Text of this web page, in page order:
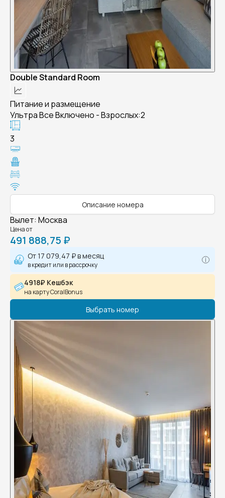
Double Standard Room
Питание и размещение
Ультра Все Включено - Взрослых:2
3
Описание номера
Вылет: Москва
Цена от
491 888,75 ₽
От17 079,47 ₽в месяц
в кредит или в рассрочку
4918₽ Кешбэк
на карту CoralBonus
Выбрать номер